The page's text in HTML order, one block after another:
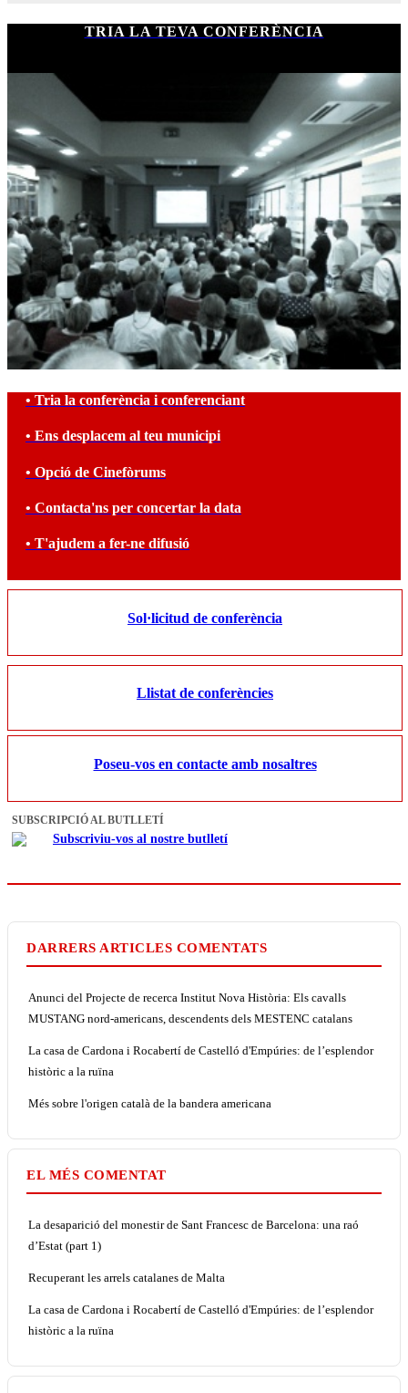
TRIA LA TEVA CONFERÈNCIA
• Tria la conferència i conferenciant
• Ens desplacem al teu municipi
• Opció de Cinefòrums
• Contacta'ns per concertar la data
• T'ajudem a fer-ne difusió
Sol·licitud de conferència
Llistat de conferències
Poseu-vos en contacte amb nosaltres
SUBSCRIPCIÓ AL BUTLLETÍ
Subscriviu-vos al nostre butlletí
DARRERS ARTICLES COMENTATS
Anunci del Projecte de recerca Institut Nova Història: Els cavalls
MUSTANG nord-americans, descendents dels MESTENC catalans
La casa de Cardona i Rocabertí de Castelló d'Empúries: de l’esplendor
històric a la ruïna
Més sobre l'origen català de la bandera americana
EL MÉS COMENTAT
La desaparició del monestir de Sant Francesc de Barcelona: una raó
d’Estat (part 1)
Recuperant les arrels catalanes de Malta
La casa de Cardona i Rocabertí de Castelló d'Empúries: de l’esplendor
històric a la ruïna